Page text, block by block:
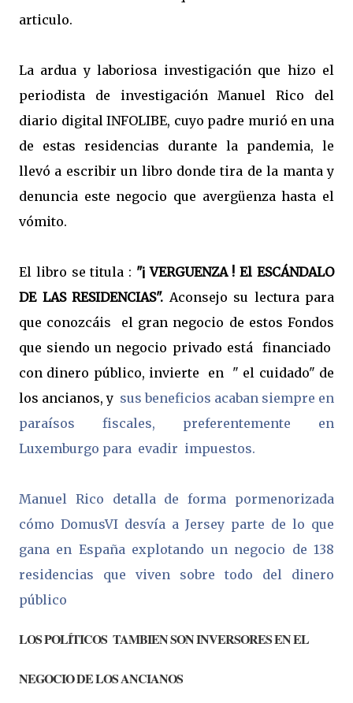
articulo.
La ardua y laboriosa investigación que hizo el
periodista de investigación Manuel Rico del
diario digital INFOLIBE, cuyo padre murió en una
de estas residencias durante la pandemia, le
llevó a escribir un libro donde tira de la manta y
denuncia este negocio que avergüenza hasta el
vómito.
El libro se titula : "¡ VERGUENZA ! El ESCÁNDALO
DE LAS RESIDENCIAS". Aconsejo su lectura para
que conozcáis el gran negocio de estos Fondos
que siendo un negocio privado está financiado
con dinero público, invierte en " el cuidado" de
los ancianos, y sus beneficios acaban siempre en
paraísos fiscales, preferentemente en
Luxemburgo para evadir impuestos.
Manuel Rico detalla de forma pormenorizada
cómo DomusVI desvía a Jersey parte de lo que
gana en España explotando un negocio de 138
residencias que viven sobre todo del dinero
público
LOS POLÍTICOS TAMBIEN SON INVERSORES EN EL
NEGOCIO DE LOS ANCIANOS